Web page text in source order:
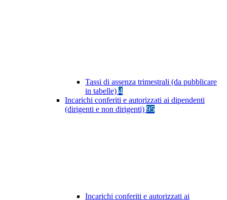
Tassi di assenza trimestrali (da pubblicare
in tabelle) 4
Incarichi conferiti e autorizzati ai dipendenti
(dirigenti e non dirigenti) 95
Incarichi conferiti e autorizzati ai